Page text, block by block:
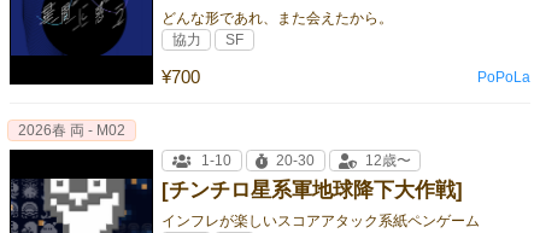
どんな形であれ、また会えたから。
¥700
協力 SF
PoPoLa
[チンチロ星系軍地球降下大作戦]
インフレが楽しいスコアアタック系紙ペンゲーム
2026春 両 - M02
1-10
20-30 12歳〜